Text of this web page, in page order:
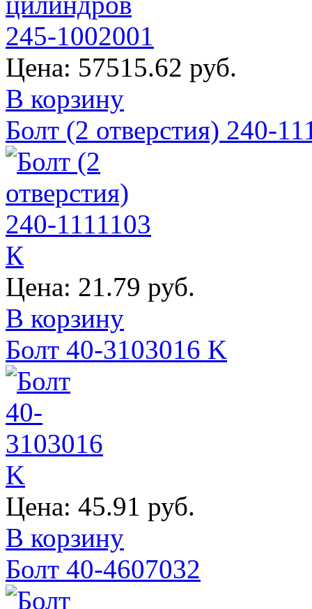
Цена: 57515.62 руб.
В корзину
Болт (2 отверстия) 240-
Цена: 21.79 руб.
В корзину
Болт 40-3103016 K
Цена: 45.91 руб.
В корзину
Болт 40-4607032